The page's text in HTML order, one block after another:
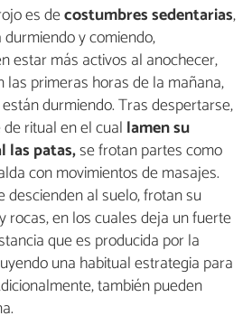
es decostumbres sedentarias,
y comiendo,
estar más activos al anochecer,
las primeras horas de la mañana,
durmiendo. Tras despertarse,
ritual en el cual lamen su
las patas,se frotan partes como
con movimientos de masajes.
descienden al suelo, frotan su
rocas, en los cuales deja un fuerte
que es producida por la
una habitual estrategia para
también pueden